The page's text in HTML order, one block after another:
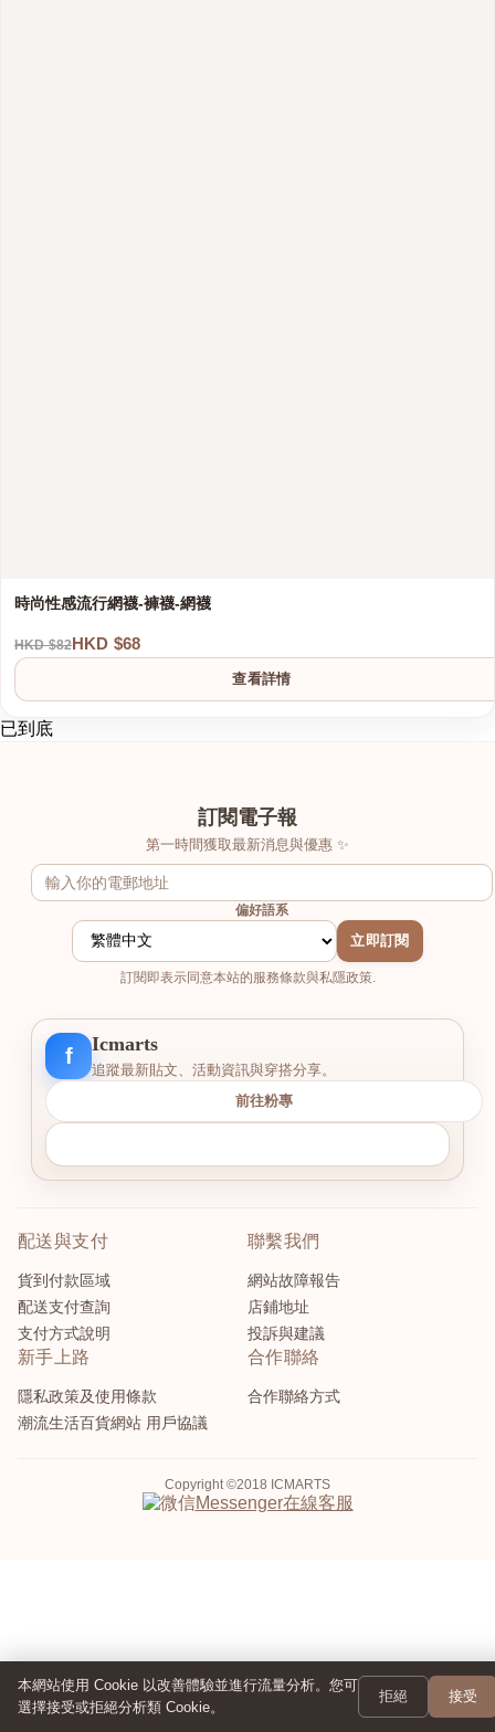
時尚性感流行網襪-褲襪-網襪
HKD $82HKD $68
查看詳情
已到底
訂閱電子報
第一時間獲取最新消息與優惠 ✨
偏好語系
立即訂閱
訂閱即表示同意本站的服務條款與私隱政策.
f Icmarts
追蹤最新貼文、活動資訊與穿搭分享。
前往粉專
配送與支付
貨到付款區域
配送支付查詢
支付方式說明
聯繫我們
網站故障報告
店鋪地址
投訴與建議
新手上路
隱私政策及使用條款
潮流生活百貨網站 用戶協議
合作聯絡
合作聯絡方式
Copyright ©2018 ICMARTS
Messenger在線客服
本網站使用 Cookie 以改善體驗並進行流量分析。您可
選擇接受或拒絕分析類 Cookie。
拒絕 接受